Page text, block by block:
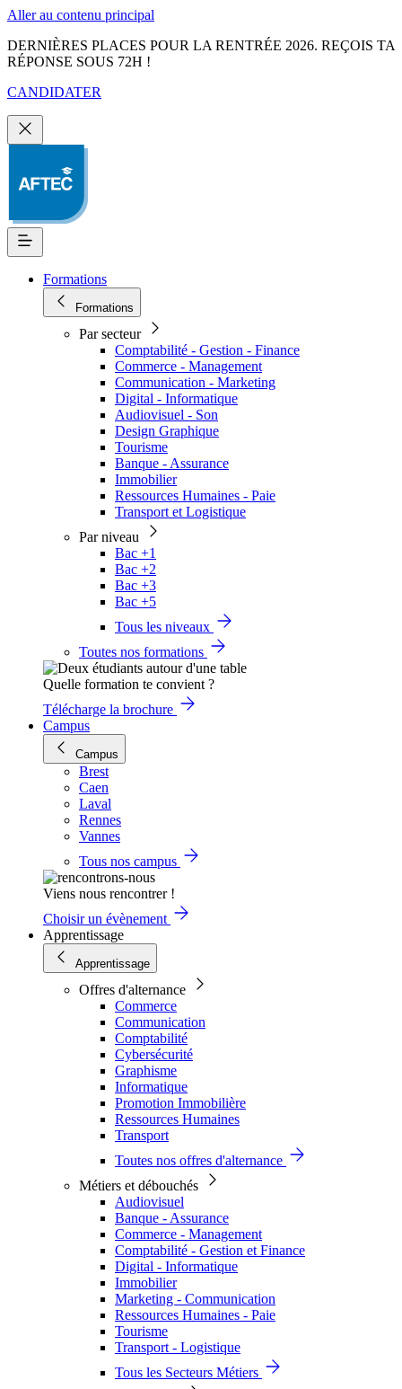
Aller au contenu principal
DERNIÈRES PLACES POUR LA RENTRÉE 2026. REÇOIS TA
RÉPONSE SOUS 72H !
CANDIDATER
Formations
Formations
Par secteur
Comptabilité - Gestion - Finance
Commerce - Management
Communication - Marketing
Digital - Informatique
Audiovisuel - Son
Design Graphique
Tourisme
Banque - Assurance
Immobilier
Ressources Humaines - Paie
Transport et Logistique
Par niveau
Bac +1
Bac +2
Bac +3
Bac +5
Tous les niveaux
Toutes nos formations
Quelle formation te convient ?
Télécharge la brochure
Campus
Campus
Brest
Caen
Laval
Rennes
Vannes
Tous nos campus
Viens nous rencontrer !
Choisir un évènement
Apprentissage
Apprentissage
Offres d'alternance
Commerce
Communication
Comptabilité
Cybersécurité
Graphisme
Informatique
Promotion Immobilière
Ressources Humaines
Transport
Toutes nos offres d'alternance
Métiers et débouchés
Audiovisuel
Banque - Assurance
Commerce - Management
Comptabilité - Gestion et Finance
Digital - Informatique
Immobilier
Marketing - Communication
Ressources Humaines - Paie
Tourisme
Transport - Logistique
Tous les Secteurs Métiers